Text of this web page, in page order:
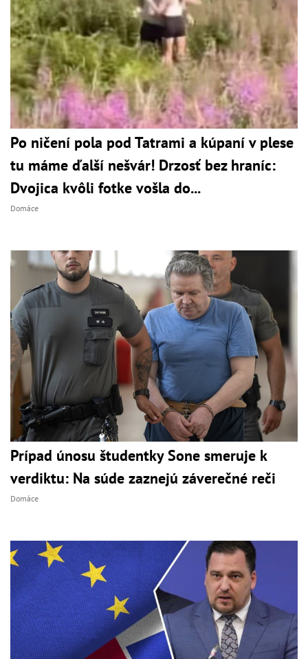
Po ničení pola pod Tatrami a kúpaní v plese
tu máme ďalší nešvár! Drzosť bez hraníc:
Dvojica kvôli fotke vošla do...
Domáce
Prípad únosu študentky Sone smeruje k
verdiktu: Na súde zaznejú záverečné reči
Domáce